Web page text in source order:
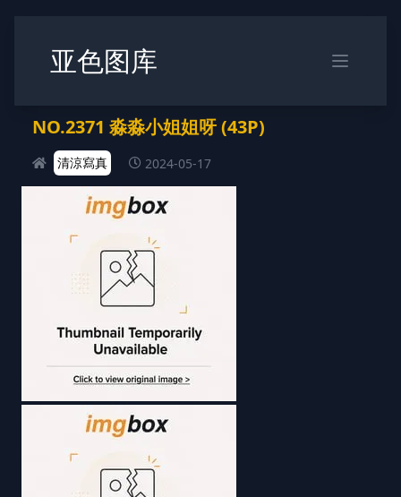
亚色图库
NO.2371 淼淼小姐姐呀 (43P)
清涼寫真 2024-05-17